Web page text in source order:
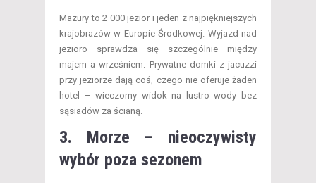
Mazury to 2 000 jezior i jeden z najpiękniejszych
krajobrazów w Europie Środkowej. Wyjazd nad
jezioro sprawdza się szczególnie między
majem a wrześniem. Prywatne domki z jacuzzi
przy jeziorze dają coś, czego nie oferuje żaden
hotel – wieczorny widok na lustro wody bez
sąsiadów za ścianą.
3. Morze – nieoczywisty
wybór poza sezonem